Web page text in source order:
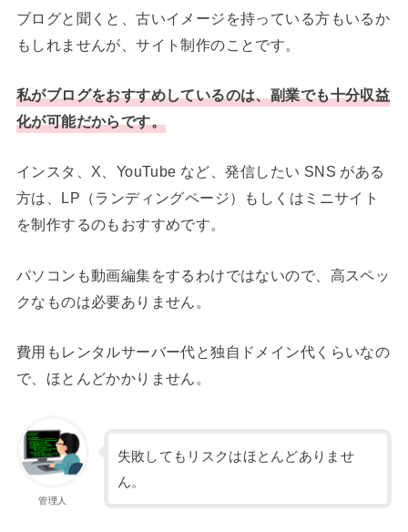
ブログと聞くと、古いイメージを持っている方もいるか
もしれませんが、サイト制作のことです。
私がブログをおすすめしているのは、副業でも十分収益
化が可能だからです。
インスタ、X、YouTube など、発信したい SNS がある
方は、LP（ランディングページ）もしくはミニサイト
を制作するのもおすすめです。
パソコンも動画編集をするわけではないので、高スペッ
クなものは必要ありません。
費用もレンタルサーバー代と独自ドメイン代くらいなの
で、ほとんどかかりません。
管理人
失敗してもリスクはほとんどありませ
ん。